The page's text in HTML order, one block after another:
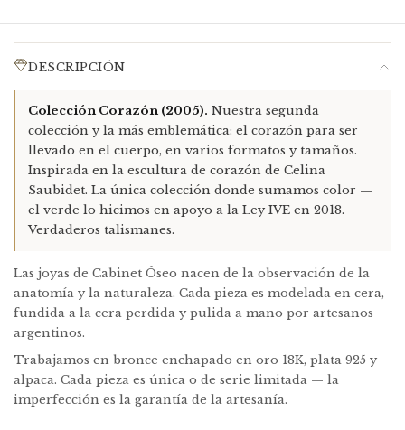
cambio o reembolso.
Devoluciones:
Idealmente dentro de la primera semana de
recibida la pieza. En caso de falla, el costo de reenvío lo
cubrimos nosotras. En cambios de tamaño o modelo, el
reenvío es a cargo del cliente.
Enchapado en oro:El enchapado se desgasta naturalmente
con el uso. Podemos renovarlo — contactanos a
info@cabinetoseo.compara un presupuesto por pieza.
tote de gabardina artesanal + sobre plástico de protección.
DESCRIPCIÓN
Colección Corazón (2005). Nuestra segunda
colección y la más emblemática: el corazón para ser
llevado en el cuerpo, en varios formatos y tamaños.
Inspirada en la escultura de corazón de Celina
Saubidet. La única colección donde sumamos color —
el verde lo hicimos en apoyo a la Ley IVE en 2018.
Verdaderos talismanes.
Las joyas de Cabinet Óseo nacen de la observación de la
anatomía y la naturaleza. Cada pieza es modelada en cera,
fundida a la cera perdida y pulida a mano por artesanos
argentinos.
Trabajamos en bronce enchapado en oro 18K, plata 925 y
alpaca. Cada pieza es única o de serie limitada — la
imperfección es la garantía de la artesanía.